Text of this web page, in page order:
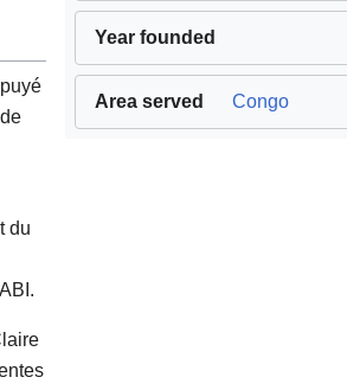
Year founded
Area served Congo
du